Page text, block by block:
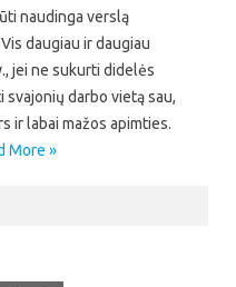
naudinga verslą
daugiau ir daugiau
jei ne sukurti didelės
darbo vietą sau,
ir labai mažos apimties.
More »